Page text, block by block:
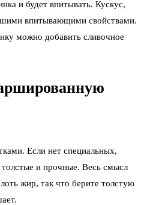
и будет впитывать. Кускус,
впитывающими свойствами.
можно добавить сливочное
Если нет специальных,
и прочные. Весь смысл
жир, так что берите толстую